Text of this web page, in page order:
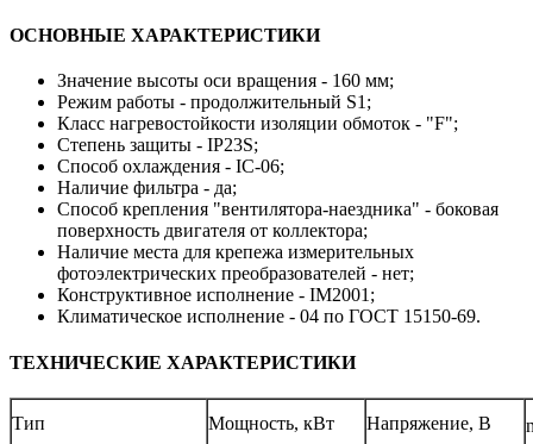
ОСНОВНЫЕ ХАРАКТЕРИСТИКИ
Значение высоты оси вращения - 160 мм;
Режим работы - продолжительный S1;
Класс нагревостойкости изоляции обмоток - "F";
Степень защиты - IP23S;
Способ охлаждения - IC-06;
Наличие фильтра - да;
Способ крепления "вентилятора-наездника" - боковая
поверхность двигателя от коллектора;
Наличие места для крепежа измерительных
фотоэлектрических преобразователей - нет;
Конструктивное исполнение - IM2001;
Климатическое исполнение - 04 по ГОСТ 15150-69.
ТЕХНИЧЕСКИЕ ХАРАКТЕРИСТИКИ
Тип Мощность, кВт Напряжение, В